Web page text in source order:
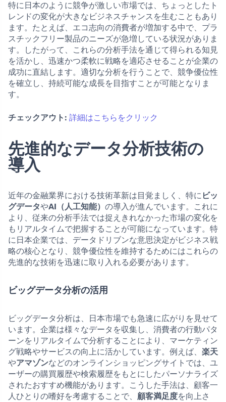
特に日本のように競争が激しい市場では、ちょっとしたト
レンドの変化が大きなビジネスチャンスを生むこともあり
ます。たとえば、エコ志向の消費者が増加する中で、プラ
スチックフリー製品のニーズが急増している状況がありま
す。したがって、これらの分析手法を通じて得られる知見
を活かし、迅速かつ柔軟に戦略を適応させることが企業の
成功に直結します。適切な分析を行うことで、競争優位性
を確立し、持続可能な成長を目指すことが可能となりま
す。
チェックアウト: 詳細はこちらをクリック
先進的なデータ分析技術の
導入
近年の金融業界における技術革新は目覚ましく、特に ビッ
グデータやAI（人工知能） の導入が進んでいます。これに
より、従来の分析手法では捉えきれなかった市場の変化を
もリアルタイムで把握することが可能になっています。特
に日本企業では、データドリブンな意思決定がビジネス戦
略の核心となり、競争優位性を維持するためにはこれらの
先進的な技術を迅速に取り入れる必要があります。
ビッグデータ分析の活用
ビッグデータ分析は、日本市場でも急速に広がりを見せて
います。企業は様々なデータを収集し、消費者の行動パタ
ーンをリアルタイムで分析することにより、マーケティン
グ戦略やサービスの向上に活かしています。例えば、 楽天
やアマゾンなどのオンラインショッピングサイトでは、ユ
ーザーの購買履歴や検索履歴をもとにしたパーソナライズ
されたおすすめ機能があります。こうした手法は、顧客一
人ひとりの嗜好を考慮することで、 顧客満足度を向上さ